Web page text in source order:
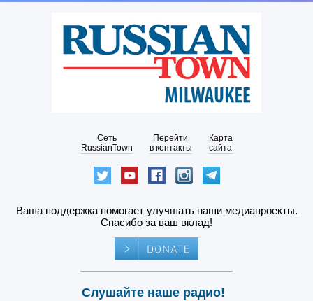
Сеть
RussianTown
Перейти
в контакты
Карта
сайта
Ваша поддержка помогает улучшать наши медиапроекты.
Спасибо за ваш вклад!
Слушайте наше радио!